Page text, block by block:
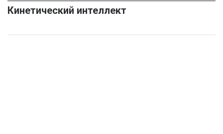
Кинетический интеллект